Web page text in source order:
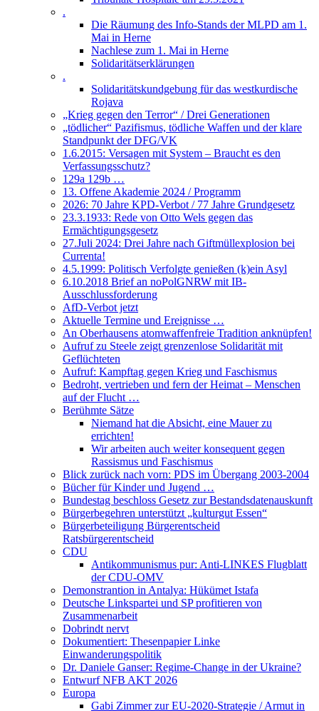
.
Die Räumung des Info-Stands der MLPD am 1.
Mai in Herne
Nachlese zum 1. Mai in Herne
Solidaritätserklärungen
.
Solidaritätskundgebung für das westkurdische
Rojava
„Krieg gegen den Terror“ / Drei Generationen
„tödlicher“ Pazifismus, tödliche Waffen und der klare
Standpunkt der DFG/VK
1.6.2015: Versagen mit System – Braucht es den
Verfassungsschutz?
129a 129b …
13. Offene Akademie 2024 / Programm
2026: 70 Jahre KPD-Verbot / 77 Jahre Grundgesetz
23.3.1933: Rede von Otto Wels gegen das
Ermächtigungsgesetz
27.Juli 2024: Drei Jahre nach Giftmüllexplosion bei
Currenta!
4.5.1999: Politisch Verfolgte genießen (k)ein Asyl
6.10.2018 Brief an noPolGNRW mit IB-
Ausschlussforderung
AfD-Verbot jetzt
Aktuelle Termine und Ereignisse …
An Oberhausens atomwaffenfreie Tradition anknüpfen!
Aufruf zu Steele zeigt grenzenlose Solidarität mit
Geflüchteten
Aufruf: Kampftag gegen Krieg und Faschismus
Bedroht, vertrieben und fern der Heimat – Menschen
auf der Flucht …
Berühmte Sätze
Niemand hat die Absicht, eine Mauer zu
errichten!
Wir arbeiten auch weiter konsequent gegen
Rassismus und Faschismus
Blick zurück nach vorn: PDS im Übergang 2003-2004
Bücher für Kinder und Jugend …
Bundestag beschloss Gesetz zur Bestandsdatenauskunft
Bürgerbegehren unterstützt „kulturgut Essen“
Bürgerbeteiligung Bürgerentscheid
Ratsbürgerentscheid
CDU
Antikommunismus pur: Anti-LINKES Flugblatt
der CDU-OMV
Demonstrantion in Antalya: Hükümet Istafa
Deutsche Linkspartei und SP profitieren von
Zusammenarbeit
Dobrindt nervt
Dokumentiert: Thesenpapier Linke
Einwanderungspolitik
Dr. Daniele Ganser: Regime-Change in der Ukraine?
Entwurf NFB AKT 2026
Europa
Gabi Zimmer zur EU-2020-Strategie / Armut in